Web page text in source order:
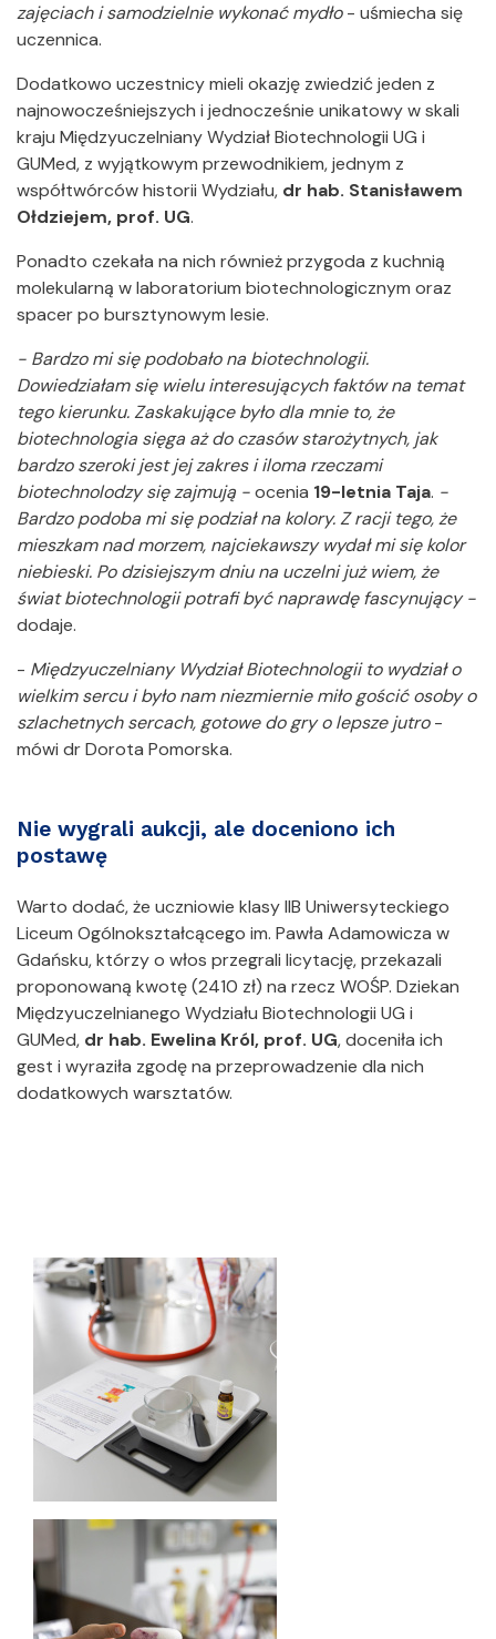
zajęciach i samodzielnie wykonać mydło- uśmiecha się
uczennica.
Dodatkowo uczestnicy mieli okazję zwiedzić jeden z
najnowocześniejszych i jednocześnie unikatowy w skali
kraju Międzyuczelniany Wydział Biotechnologii UG i
GUMed, z wyjątkowym przewodnikiem, jednym z
współtwórców historii Wydziału, dr hab. Stanisławem
Ołdziejem, prof. UG.
Ponadto czekała na nich również przygoda z kuchnią
molekularną w laboratorium biotechnologicznym oraz
spacer po bursztynowym lesie.
- Bardzo mi się podobało na biotechnologii.
Dowiedziałam się wielu interesujących faktów na temat
tego kierunku. Zaskakujące było dla mnie to, że
biotechnologia sięga aż do czasów starożytnych, jak
bardzo szeroki jest jej zakres i iloma rzeczami
biotechnolodzy się zajmują -ocenia 19-letnia Taja. -
Bardzo podoba mi się podział na kolory. Z racji tego, że
mieszkam nad morzem, najciekawszy wydał mi się kolor
niebieski. Po dzisiejszym dniu na uczelni już wiem, że
świat biotechnologii potrafi być naprawdę fascynujący -
dodaje.
- Międzyuczelniany Wydział Biotechnologii to wydział o
wielkim sercu i było nam niezmiernie miło gościć osoby o
szlachetnych sercach, gotowe do gry o lepsze jutro-
mówi dr Dorota Pomorska.
Nie wygrali aukcji, ale doceniono ich
postawę
Warto dodać, że uczniowie klasy IIB Uniwersyteckiego
Liceum Ogólnokształcącego im. Pawła Adamowicza w
Gdańsku, którzy o włos przegrali licytację, przekazali
proponowaną kwotę (2410 zł) na rzecz WOŚP. Dziekan
Międzyuczelnianego Wydziału Biotechnologii UG i
GUMed, dr hab. Ewelina Król, prof. UG, doceniła ich
gest i wyraziła zgodę na przeprowadzenie dla nich
dodatkowych warsztatów.